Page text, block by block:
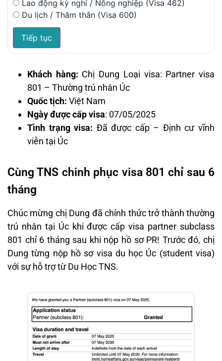
Lao động kỳ nghỉ / Nông nghiệp (Visa 462)
Du lịch / Thăm thân (Visa 600)
Tiếp tục
Khách hàng: Chị Dung Loại visa: Partner visa
801 – Thường trú nhân Úc
Quốc tịch: Việt Nam
Ngày được cấp visa: 07/05/2025
Tình trạng visa: Đã được cấp – Định cư vĩnh
viễn tại Úc
Cùng TNS chinh phục visa 801 chỉ sau 6
tháng
Chúc mừng chị Dung đã chính thức trở thành thường
trú nhân tại Úc khi được cấp visa partner subclass
801 chỉ 6 tháng sau khi nộp hồ sơ PR! Trước đó, chị
Dung từng nộp hồ sơ visa du học Úc (student visa)
với sự hỗ trợ từ Du Học TNS.